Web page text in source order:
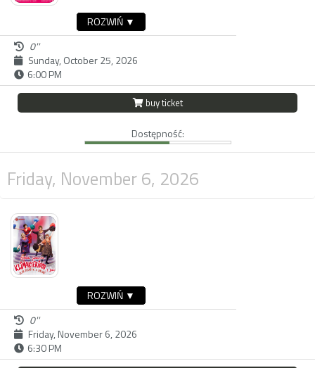
ROZWIŃ ▼
0''
Sunday, October 25, 2026
6:00 PM
buy ticket
Dostępność:
Friday, November 6, 2026
ROZWIŃ ▼
0''
Friday, November 6, 2026
6:30 PM